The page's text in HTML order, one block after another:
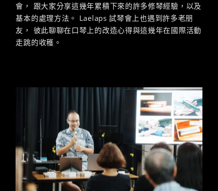
會， 跟大家分享這幾年累積下來的許多修琴經驗，以及
基本的處理方法。 Laelaps 試琴會上也遇到許多老朋
友， 彼此聊聊在口琴上的改造心得與這幾年在國際活動
走跳的收穫。